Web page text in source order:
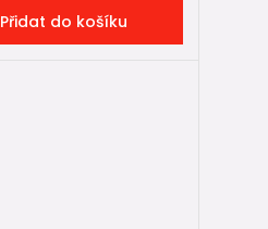
Přidat do košíku